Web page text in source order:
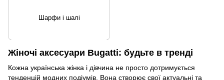
Жіночі аксесуари Bugatti: будьте в тренді
Кожна українська жінка і дівчина не просто дотримується
тенденцій модних подіумів. Вона створює свої актуальні та
Шарфи і шалі